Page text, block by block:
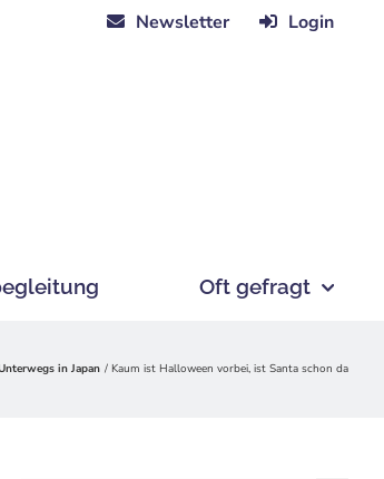
Newsletter Login
Oft gefragt
in Japan Kaum ist Halloween vorbei, ist Santa schon da